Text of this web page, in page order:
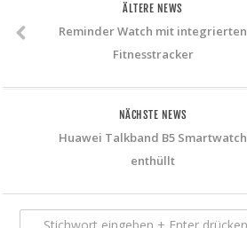
ÄLTERE NEWS
Reminder Watch mit integrierten
Fitnesstracker
NÄCHSTE NEWS
Huawei Talkband B5 Smartwatch
enthüllt